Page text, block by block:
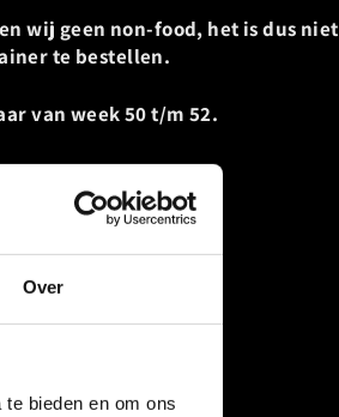
Over
bieden en om ons
wij geen non-food, het is dus niet
te bestellen.
van week 50 t/m 52.